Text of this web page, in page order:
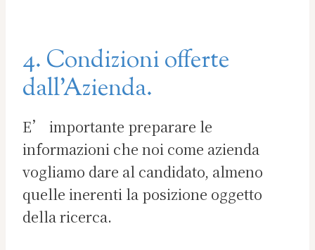
4. Condizioni offerte
dall’Azienda.
E’ importante preparare le
informazioni che noi come azienda
vogliamo dare al candidato, almeno
quelle inerenti la posizione oggetto
della ricerca.